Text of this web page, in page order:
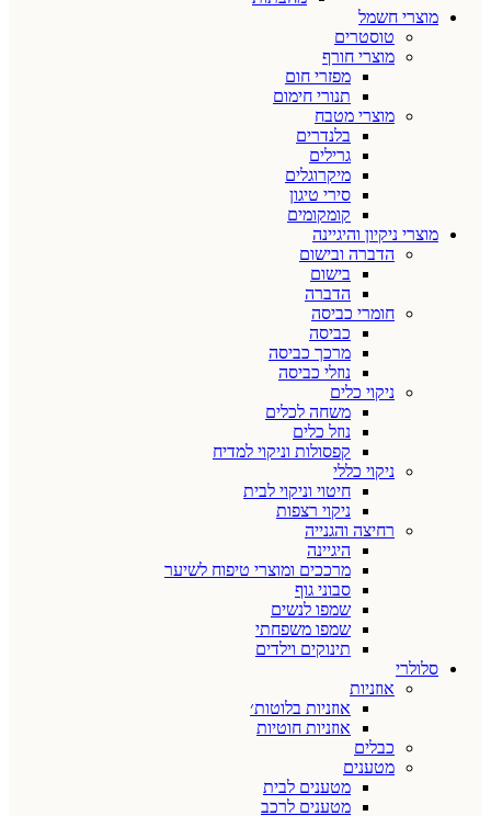
מוצרי חשמל
טוסטרים
מוצרי חורף
מפזרי חום
תנורי חימום
מוצרי מטבח
בלנדרים
גרילים
מיקרוגלים
סירי טיגון
קומקומים
מוצרי ניקיון והיגיינה
הדברה ובישום
בישום
הדברה
חומרי כביסה
כביסה
מרכך כביסה
נוזלי כביסה
ניקוי כלים
משחה לכלים
נוזל כלים
קפסולות וניקוי למדיח
ניקוי כללי
חיטוי וניקוי לבית
ניקוי רצפות
רחיצה והגנייה
היגיינה
מרככים ומוצרי טיפוח לשיער
סבוני גוף
שמפו לנשים
שמפו משפחתי
תינוקים וילדים
סלולרי
אוזניות
אוזניות בלוטות׳
אוזניות חוטיות
כבלים
מטענים
מטענים לבית
מטענים לרכב